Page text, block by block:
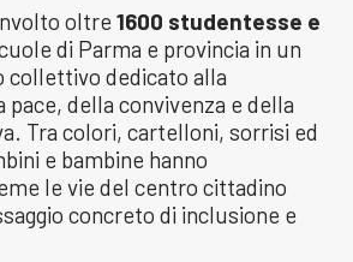
oltre 1600 studentesse e
di Parma e provincia in un
collettivo dedicato alla
pace, della convivenza e della
Tra colori, cartelloni, sorrisi ed
e bambine hanno
le vie del centro cittadino
concreto di inclusione e